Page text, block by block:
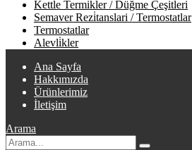
Kettle Termi̇kler / Düğme Çeşi̇tleri̇
Semaver Rezi̇tanslari / Termostatlar
Termostatlar
Alevli̇kler
Ana Sayfa
Hakkımızda
Ürünlerimiz
İletişim
Arama